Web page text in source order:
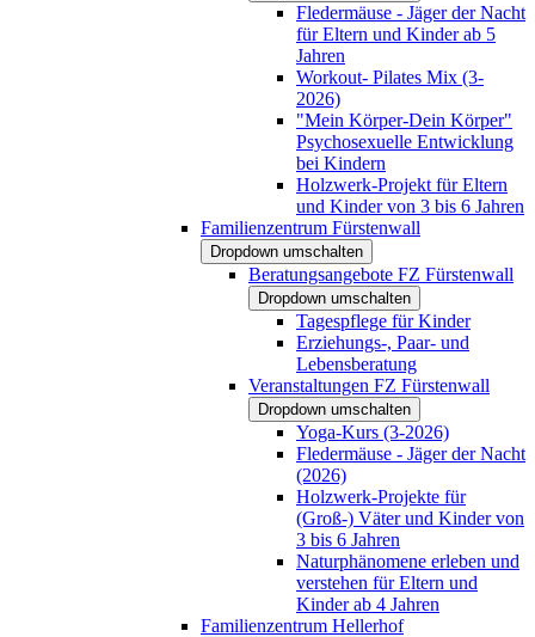
Fledermäuse - Jäger der Nacht
für Eltern und Kinder ab 5
Jahren
Workout- Pilates Mix (3-
2026)
"Mein Körper-Dein Körper"
Psychosexuelle Entwicklung
bei Kindern
Holzwerk-Projekt für Eltern
und Kinder von 3 bis 6 Jahren
Familienzentrum Fürstenwall
Dropdown umschalten
Beratungsangebote FZ Fürstenwall
Dropdown umschalten
Tagespflege für Kinder
Erziehungs-, Paar- und
Lebensberatung
Veranstaltungen FZ Fürstenwall
Dropdown umschalten
Yoga-Kurs (3-2026)
Fledermäuse - Jäger der Nacht
(2026)
Holzwerk-Projekte für
(Groß-) Väter und Kinder von
3 bis 6 Jahren
Naturphänomene erleben und
verstehen für Eltern und
Kinder ab 4 Jahren
Familienzentrum Hellerhof